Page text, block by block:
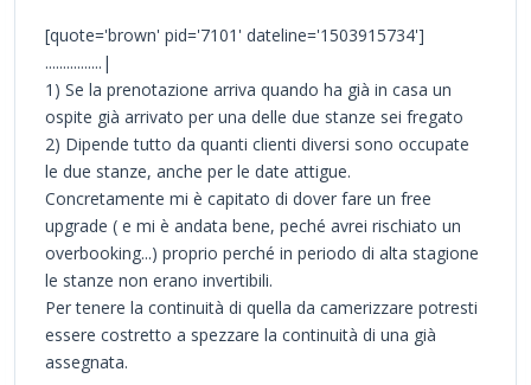
[quote='brown' pid='7101' dateline='1503915734']
................|
1) Se la prenotazione arriva quando ha già in casa un
ospite già arrivato per una delle due stanze sei fregato
2) Dipende tutto da quanti clienti diversi sono occupate
le due stanze, anche per le date attigue.
Concretamente mi è capitato di dover fare un free
upgrade ( e mi è andata bene, peché avrei rischiato un
overbooking...) proprio perché in periodo di alta stagione
le stanze non erano invertibili.
Per tenere la continuità di quella da camerizzare potresti
essere costretto a spezzare la continuità di una già
assegnata.